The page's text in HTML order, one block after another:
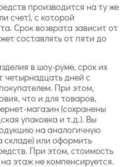
производится на ту же
счет), с которой
Срок возврата зависит от
составлять от пяти до
в шоу-руме, срок их
четырнадцать дней с
При этом,
что и для товаров,
магазин (сохранены
упаковка и т.д.). Вы
на аналогичную
складе) или оформить
При этом, стоимость
этаж не компенсируется.